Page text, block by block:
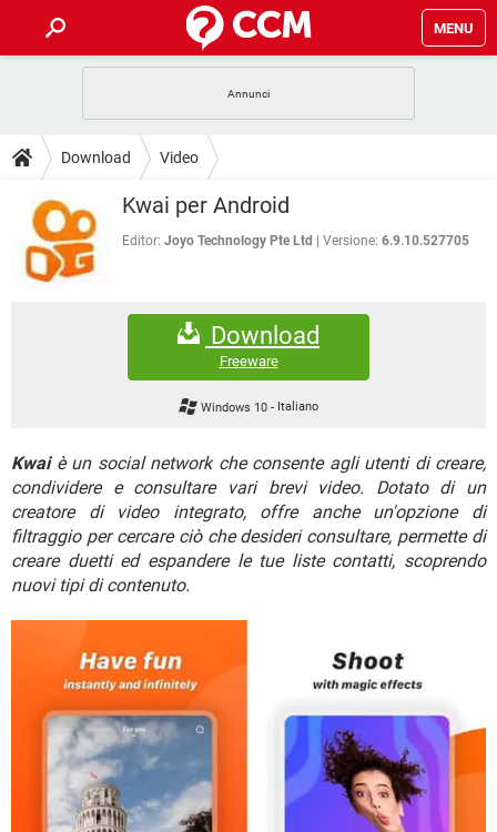
MENU
INTRATTENIMENTO
iOS WINDOWS 10
INSTAGRAM WHATSAPP
TIKTOK
GUIDE
COVID-19
INTRATTENIMENTO
iOS
FACEBOOK
DOWNLOAD
COVID-19 GAMING
INTRATTENIMENTO
WINDOWS 10
WHATSAPP
FORUM
ANDROID
WINDOWS 10
WHATSAPP
HARDWARE
GAMING
INSTAGRAM WHATSAPP
TIKTOK FACEBOOK
HARDWARE
Download Video
Kwai per Android
Editor: Joyo Technology Pte Ltd Versione: 6.9.10.527705
Download
Freeware
Windows 10- Italiano
Kwaiè un social network che consente agli utenti di creare,
condividere e consultare vari brevi video. Dotato di un
creatore di video integrato, offre anche un'opzione di
filtraggio per cercare ciò che desideri consultare, permette di
creare duetti ed espandere le tue liste contatti, scoprendo
nuovi tipi di contenuto.